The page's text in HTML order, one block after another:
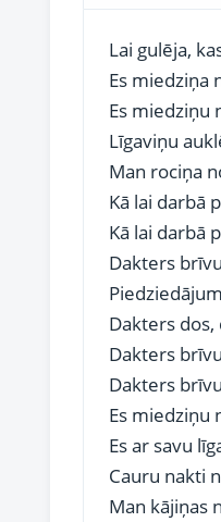
Lai gulēja,
Es miedziņa
Es miedziņu
Līgaviņu
Man rociņa
Kā lai darbā
Kā lai darbā
Dakters
Dakters
Dakters
Dakters
Es miedziņu
Es ar savu
Cauru nakti
Man kājiņas